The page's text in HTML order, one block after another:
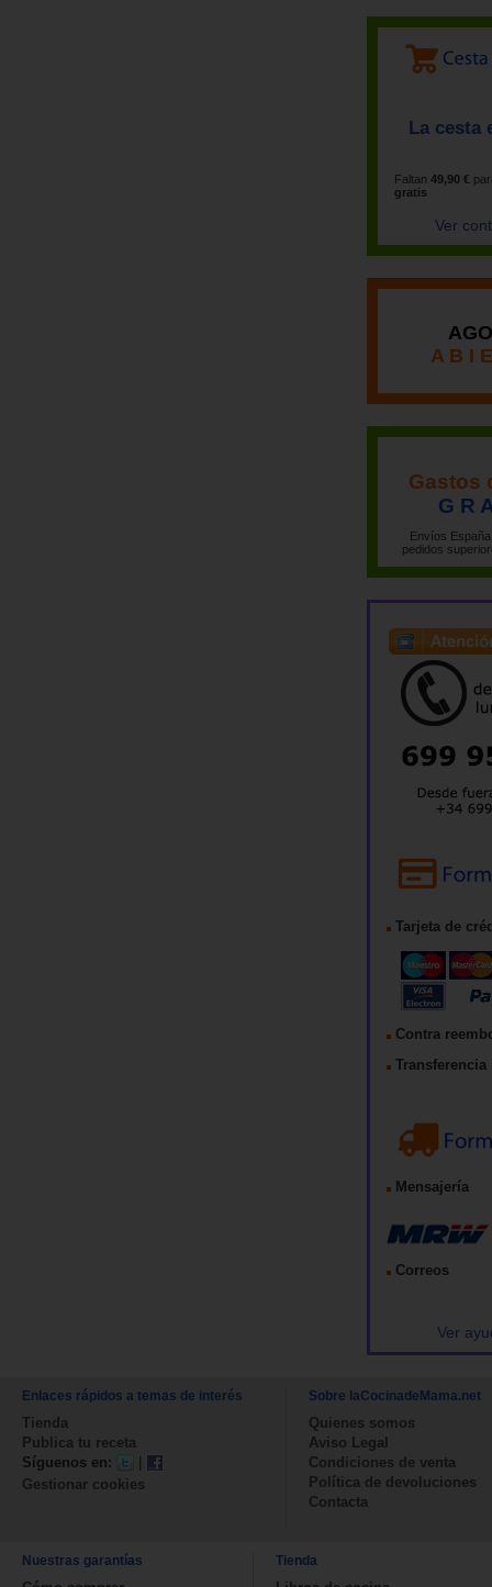
La cesta
Faltan 49,90 €
gratis
Ver
A B I
Gastos
G R
Envíos
pedidos
Tarjeta de
Contra
Transferencia
Mensajería
Correos
Ver
Enlaces rápidos a temas de interés
Tienda
Publica tu receta
Síguenos en:
|
Gestionar cookies
Sobre laCocinadeMama.net
Quienes somos
Aviso Legal
Condiciones de venta
Política de devoluciones
Contacta
Nuestras garantías Tienda